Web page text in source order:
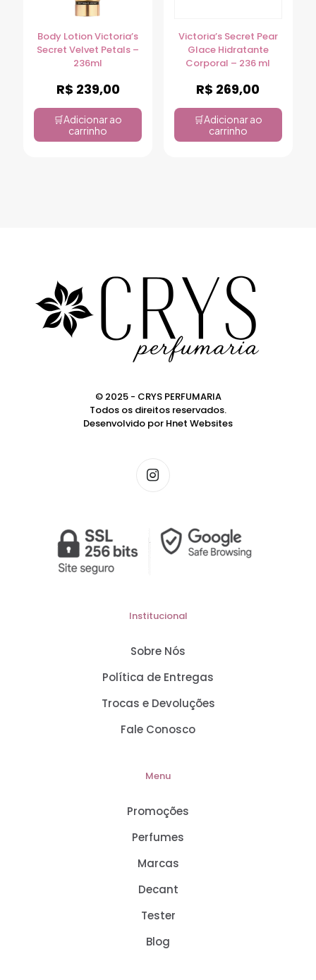
Body Lotion Victoria’s
Secret Velvet Petals –
236ml
R$ 239,00
Adicionar ao
carrinho
Victoria’s Secret Pear
Glace Hidratante
Corporal – 236 ml
R$ 269,00
Adicionar ao
carrinho
© 2025 - CRYS PERFUMARIA
Todos os direitos reservados.
Desenvolvido por Hnet Websites
Institucional
Sobre Nós
Política de Entregas
Trocas e Devoluções
Fale Conosco
Menu
Promoções
Perfumes
Marcas
Decant
Tester
Blog